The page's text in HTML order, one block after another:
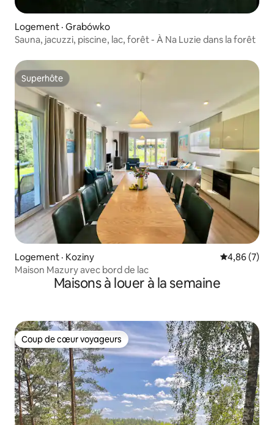
Logement · Grabówko
Sauna, jacuzzi, piscine, lac, forêt - À Na Luzie dans la forêt
Superhôte
Superhôte
Logement · Koziny Note
4,86 (7)
Maison Mazury avec bord de lac
Maisons à louer à la semaine
Coup de cœur voyageurs
Coup de cœur voyageurs